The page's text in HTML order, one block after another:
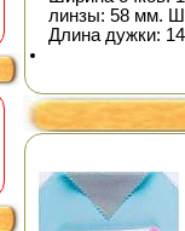
линзы: 58 мм.
Длина дужки: